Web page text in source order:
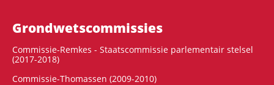
Grondwets­commissies
Commissie-Remkes - Staatscommissie parlementair stelsel
(2017-2018)
Commissie-Thomassen (2009-2010)